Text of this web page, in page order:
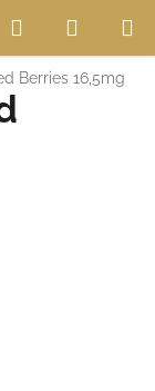
Hledat
KOŠÍK
Berries 16,5mg